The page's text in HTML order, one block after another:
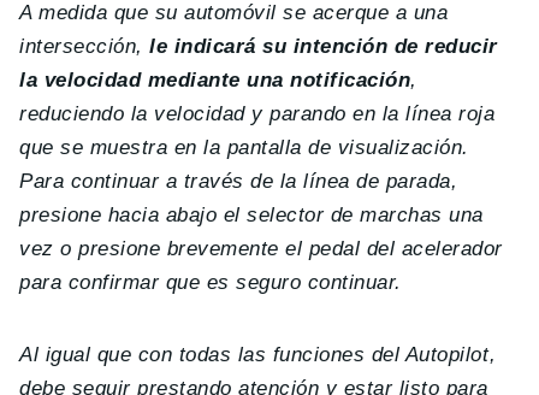
A medida que su automóvil se acerque a una
intersección, le indicará su intención de reducir
la velocidad mediante una notificación,
reduciendo la velocidad y parando en la línea roja
que se muestra en la pantalla de visualización.
Para continuar a través de la línea de parada,
presione hacia abajo el selector de marchas una
vez o presione brevemente el pedal del acelerador
para confirmar que es seguro continuar.
Al igual que con todas las funciones del Autopilot,
debe seguir prestando atención y estar listo para